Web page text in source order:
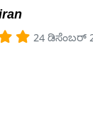
24 ಡಿಸೆಂಬರ್